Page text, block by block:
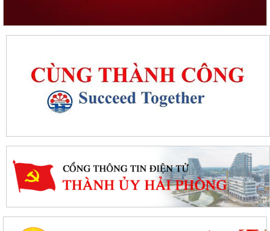
Thông báo kết quả kỳ xét thăng hạng chức danh nghề nghiệp
Cảnh báo hình thức lừa đảo chiếm đoạt tài sản ngân hàng qua
thủ thuật "hỗi trợ số hoá dữ liệu đất...
Hải Phòng giảm thời gian giải quyết từ 50% trở lên hơn 1.900
Lịch làm việc của Thường trực HĐND xã và Lãnh đạo UBND xã từ
ngày 03/8/2026 đến ngày 07/8/2026
Danh mục thủ tục hành chính thực hiện tại Trung tâm phục vụ
Thông báo kết quả Kỳ họp thứ 3 (Kỳ họp thường lệ giữa năm